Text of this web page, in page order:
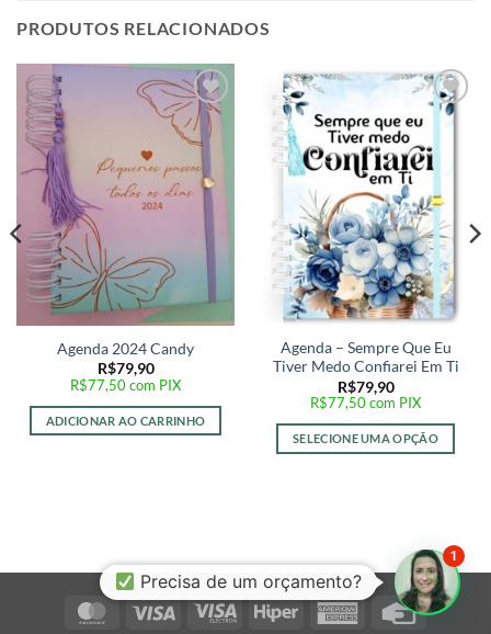
PRODUTOS RELACIONADOS
Adicionar
a lista de
desejos
Agenda 2024 Candy
R$79,90
R$77,50com PIX
ADICIONAR AO CARRINHO
Adicionar
desejos
Agenda – Sempre Que Eu
Tiver Medo Confiarei Em Ti
R$79,90
R$77,50com PIX
SELECIONE UMA OPÇÃO
MasterCardVisa
Visa
Hiper
AmericanCredit
Precisa de um orçamento?
1